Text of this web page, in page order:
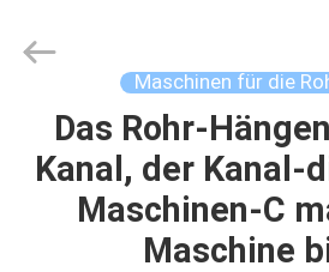
HAUSE
PRODUKTE
MACHINERY
Maschinen für die
Das Rohr-
Kanal, der Kanal-
Maschinen-C
Maschine